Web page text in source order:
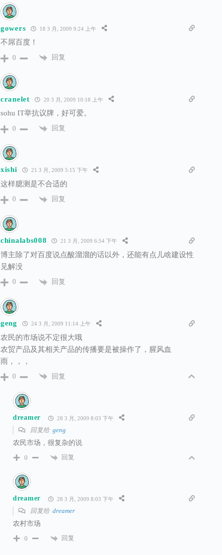
gowers 18 3 月, 2009 9:24 上午
不屌百度！
0 回复
cranelet 20 3 月, 2009 10:18 上午
sohu IT举抗议牌，好可爱。
0 回复
xishi 21 3 月, 2009 5:15 下午
这样臆测是不合适的
0 回复
chinalabs008 21 3 月, 2009 6:54 下午
博主除了对百度说点酸溜溜的话以外，还能有点儿啥建设性
见解没
0 回复
geng 24 3 月, 2009 11:14 上午
农民的市场说不定很大哦
农贸产品及其相关产品的传播要是被操作了，腥风血
雨，，，
0 回复
dreamer 28 3 月, 2009 8:03 下午
回复给 geng
农民市场，很复杂的说
0
回复
dreamer 28 3 月, 2009 8:03 下午
回复给 dreamer
农村市场
0
回复